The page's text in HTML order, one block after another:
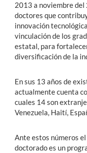
2013 a noviembre
doctores que
innovación
vinculación de los
estatal, para
diversificación de la
En sus 13 años de
actualmente cuenta
cuales 14 son
Venezuela, Haití,
Ante estos números
doctorado es un